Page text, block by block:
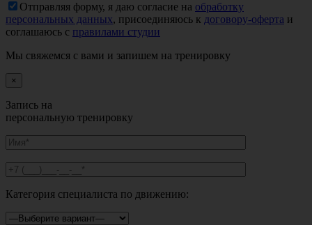
Отправляя форму, я даю согласие на обработку
персональных данных, присоединяюсь к договору-оферта и
соглашаюсь с правилами студии
Мы свяжемся с вами и запишем на тренировку
×
Запись на
персональную тренировку
Категория специалиста по движению: